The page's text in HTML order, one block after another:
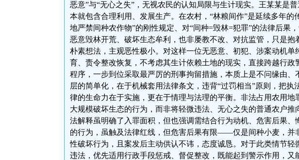
恶意”与“无心之失”，无视农民的认知局限与生计现实。王某某是
本就包含合理利用、发展生产。在农村，“林粮间作”是延续多年的
地严禁间种农作物”的刚性规定、对“间种=毁林=犯罪”的法律后果
恶意毁林开荒、破坏生态牟利，也非屡教不改、对抗监管，只是抱
朴素想法，主观恶性极小。对这样一位无恶意、初犯、涉案动机单
育、责令整改恢复，不考虑其生计依赖土地的现实，直接跨越行政
程序，一步到位采取最严厉的刑事拘留措施，本质上是不问缘由、
层的简单化，在于机械套用法律条文，违背“过罚相当”原则，把执
律的生命力在于实施，更在于情理与法理的平衡。非法占用农用地
大规模破坏生态的行为，而非将轻微违法、无心之失的普通农户推
法解释虽明确了入罪面积，但也强调需结合行为动机、危害后果、
的行为，虽触及法律红线，但危害后果有限——仅是间种小麦，并
性破坏行为，且案发后主动供认不讳，态度诚恳。对于此类情节轻
违法，优先适用行政手段惩戒、督促整改，既能起到警示作用，又